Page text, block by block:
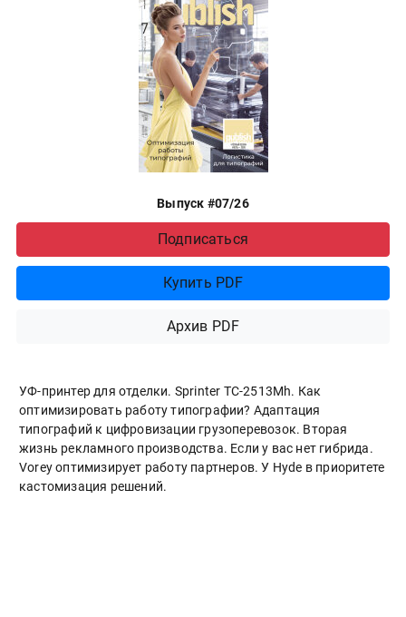
Выпуск #07/26
Подписаться
Купить PDF
Архив PDF
УФ-принтер для отделки. Sprinter ТС-2513Mh. Как
оптимизировать работу типографии? Адаптация
типографий к цифровизации грузоперевозок. Вторая
жизнь рекламного производства. Если у вас нет гибрида.
Vorey оптимизирует работу партнеров. У Hyde в приоритете
кастомизация решений.